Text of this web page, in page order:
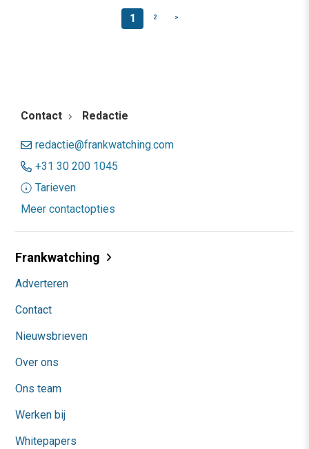
1 2 >
Contact Redactie
redactie@frankwatching.com
+31 30 200 1045
Tarieven
Meer contactopties
Frankwatching
Adverteren
Contact
Nieuwsbrieven
Over ons
Ons team
Werken bij
Whitepapers